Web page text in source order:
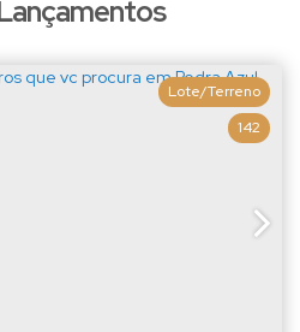
142
Lote/Terreno